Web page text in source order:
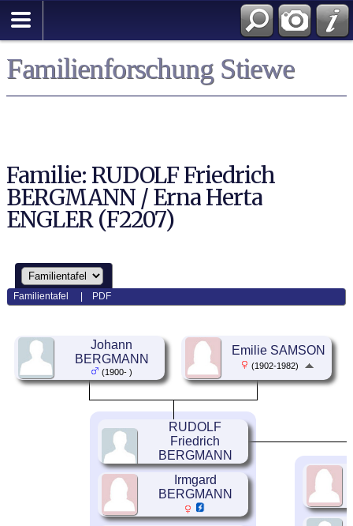
Familienforschung Stiewe
Familie: RUDOLF Friedrich
BERGMANN / Erna Herta
ENGLER (F2207)
Familientafel PDF
Johann
BERGMANN
(1900- )
Emilie SAMSON
(1902-1982)
Irmgard
BERGMANN
RUDOLF
Friedrich
BERGMANN